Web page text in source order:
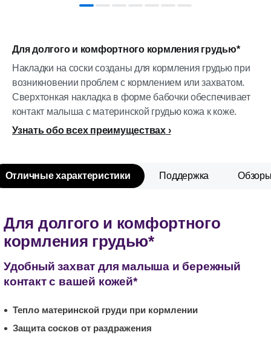
Для долгого и комфортного кормления грудью*
Накладки на соски созданы для кормления грудью при
возникновении проблем с кормлением или захватом.
Сверхтонкая накладка в форме бабочки обеспечивает
контакт малыша с материнской грудью кожа к коже.
Узнать обо всех преимуществах
Отличные характеристики Поддержка
Для долгого и комфортного
кормления грудью*
Удобный захват для малыша и бережный
контакт с вашей кожей*
Тепло материнской груди при кормлении
Защита сосков от раздражения